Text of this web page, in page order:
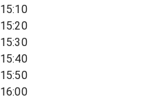
15:10
15:20
15:30
15:40
15:50
16:00